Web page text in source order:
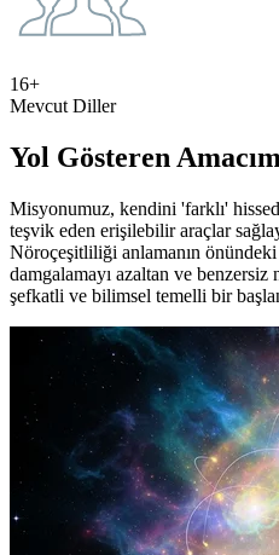
16+
Mevcut Diller
Yol Gösteren
Misyonumuz, kendini 'farklı'
teşvik eden erişilebilir araçlar
Nöroçeşitliliği anlamanın
damgalamayı azaltan ve
şefkatli ve bilimsel temelli bir